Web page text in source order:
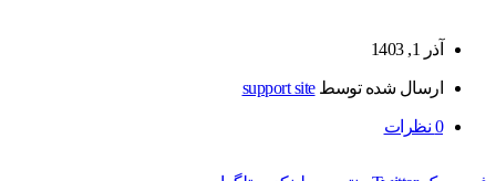
آذر 1, 1403
ارسال شده توسطsupport site
0 نظرات